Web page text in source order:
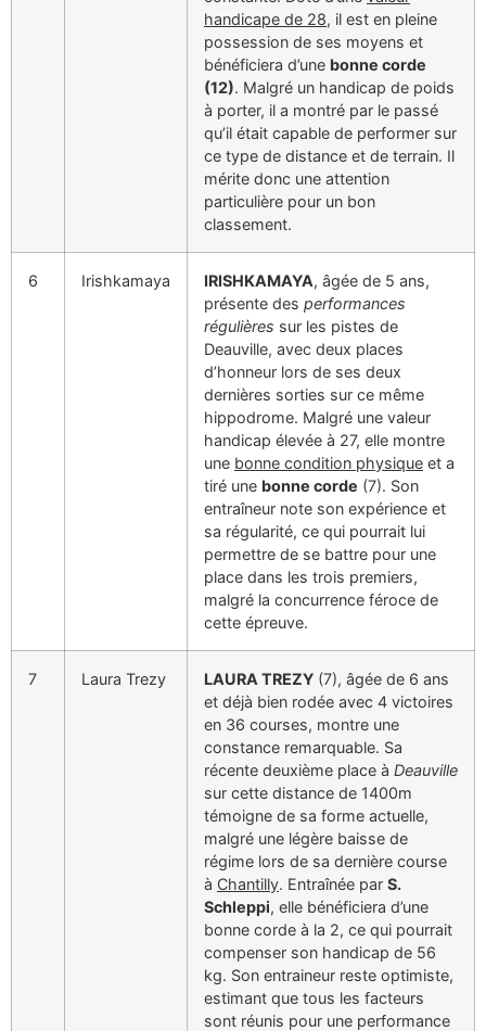
handicape de 28, il est en pleine
possession de ses moyens et
bénéficiera d’une bonne corde
(12). Malgré un handicap de poids
à porter, il a montré par le passé
qu’il était capable de performer sur
ce type de distance et de terrain. Il
mérite donc une attention
particulière pour un bon
classement.
6 Irishkamaya IRISHKAMAYA, âgée de 5 ans,
présente des performances
régulières sur les pistes de
Deauville, avec deux places
d’honneur lors de ses deux
dernières sorties sur ce même
hippodrome. Malgré une valeur
handicap élevée à 27, elle montre
une bonne condition physique et a
tiré une bonne corde (7). Son
entraîneur note son expérience et
sa régularité, ce qui pourrait lui
permettre de se battre pour une
place dans les trois premiers,
malgré la concurrence féroce de
cette épreuve.
7 Laura Trezy LAURA TREZY (7), âgée de 6 ans
et déjà bien rodée avec 4 victoires
en 36 courses, montre une
constance remarquable. Sa
récente deuxième place à Deauville
sur cette distance de 1400m
témoigne de sa forme actuelle,
malgré une légère baisse de
régime lors de sa dernière course
à Chantilly. Entraînée par S.
Schleppi, elle bénéficiera d’une
bonne corde à la 2, ce qui pourrait
compenser son handicap de 56
kg. Son entraineur reste optimiste,
estimant que tous les facteurs
sont réunis pour une performance